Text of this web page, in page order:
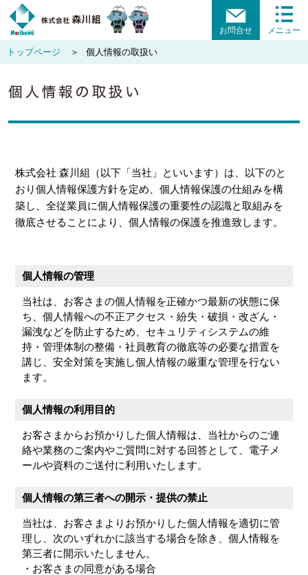
お問合せ メニュー
トップページ 個人情報の取扱い
株式会社 森川組（以下「当社」といいます）は、以下のと
おり個人情報保護方針を定め、個人情報保護の仕組みを構
築し、全従業員に個人情報保護の重要性の認識と取組みを
徹底させることにより、個人情報の保護を推進致します。
個人情報の管理
当社は、お客さまの個人情報を正確かつ最新の状態に保
ち、個人情報への不正アクセス・紛失・破損・改ざん・
漏洩などを防止するため、セキュリティシステムの維
持・管理体制の整備・社員教育の徹底等の必要な措置を
講じ、安全対策を実施し個人情報の厳重な管理を行ない
ます。
個人情報の利用目的
お客さまからお預かりした個人情報は、当社からのご連
絡や業務のご案内やご質問に対する回答として、電子メ
ールや資料のご送付に利用いたします。
個人情報の第三者への開示・提供の禁止
当社は、お客さまよりお預かりした個人情報を適切に管
理し、次のいずれかに該当する場合を除き、個人情報を
第三者に開示いたしません。
お客さまの同意がある場合